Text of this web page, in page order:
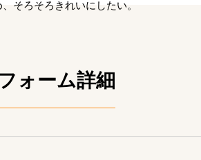
そろそろきれいにしたい。
ォーム詳細